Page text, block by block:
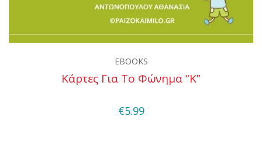
EBOOKS
Κάρτες Για Το Φώνημα “κ”
€5.99